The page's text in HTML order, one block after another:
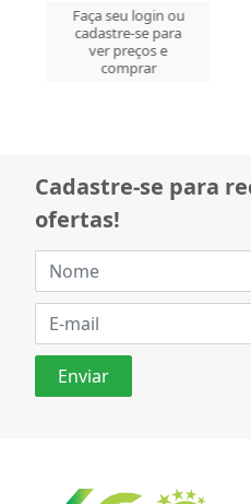
Faça seu login ou
cadastre-se para
ver preços e
comprar
Cadastre-se para
ofertas!